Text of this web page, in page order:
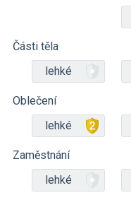
Části těla
lehké
Oblečení
lehké
Zaměstnání
lehké